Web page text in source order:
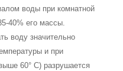
воды при комнатной
40% его массы.
воду значительно
и при
60° С) разрушается